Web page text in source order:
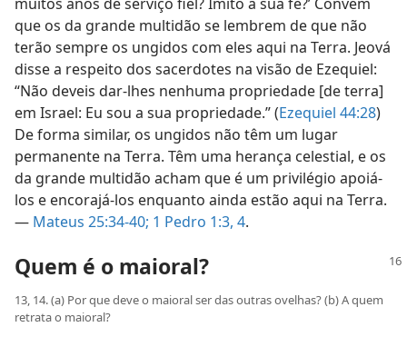
que os da grande multidão se lembrem de que não
terão sempre os ungidos com eles aqui na Terra. Jeová
disse a respeito dos sacerdotes na visão de Ezequiel:
“Não deveis dar-lhes nenhuma propriedade [de terra]
em Israel: Eu sou a sua propriedade.” (Ezequiel 44:28)
De forma similar, os ungidos não têm um lugar
permanente na Terra. Têm uma herança celestial, e os
da grande multidão acham que é um privilégio apoiá-
los e encorajá-los enquanto ainda estão aqui na Terra.
— Mateus 25:34-40; 1 Pedro 1:3, 4.
Quem é o maioral?
13, 14. (a) Por que deve o maioral ser das outras ovelhas? (b) A quem
retrata o maioral?